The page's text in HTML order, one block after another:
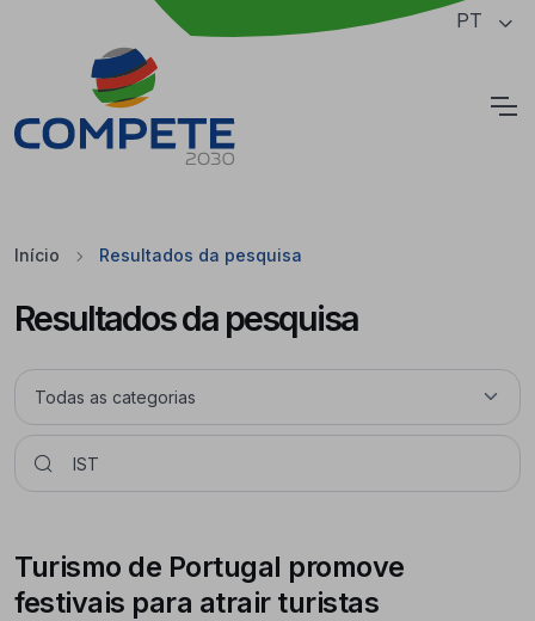
Saltar para o conteúdo principal da página PT
Início Resultados da pesquisa
Resultados da pesquisa
Turismo de Portugal promove
festivais para atrair turistas